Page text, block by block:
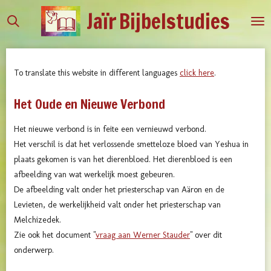
direct
hoofdinhoud
JaïrBijbelstudies
To translate this website in different languages click here.
Het Oude en Nieuwe Verbond
Het nieuwe verbond is in feite een vernieuwd verbond.
Het verschil is dat het verlossende smetteloze bloed van Yeshua in
plaats gekomen is van het dierenbloed. Het dierenbloed is een
afbeelding van wat werkelijk moest gebeuren.
De afbeelding valt onder het priesterschap van Aäron en de
Levieten, de werkelijkheid valt onder het priesterschap van
Melchizedek.
Zie ook het document "vraag aan Werner Stauder" over dit
onderwerp.